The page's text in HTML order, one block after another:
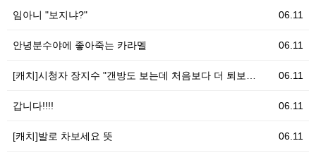
06.11
임아니 "보지냐?"
06.11
안녕분수야에 좋아죽는 카라멜
06.11
[캐치]시청자 장지수 "갠방도 보는데 처음보다 더 퇴보…
06.11
갑니다!!!!
06.11
[캐치]발로 차보세요 뜻